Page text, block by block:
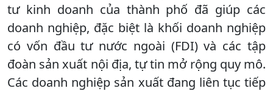
tư kinh doanh của thành phố đã giúp các
doanh nghiệp, đặc biệt là khối doanh nghiệp
có vốn đầu tư nước ngoài (FDI) và các tập
đoàn sản xuất nội địa, tự tin mở rộng quy mô.
Các doanh nghiệp sản xuất đang liên tục tiếp